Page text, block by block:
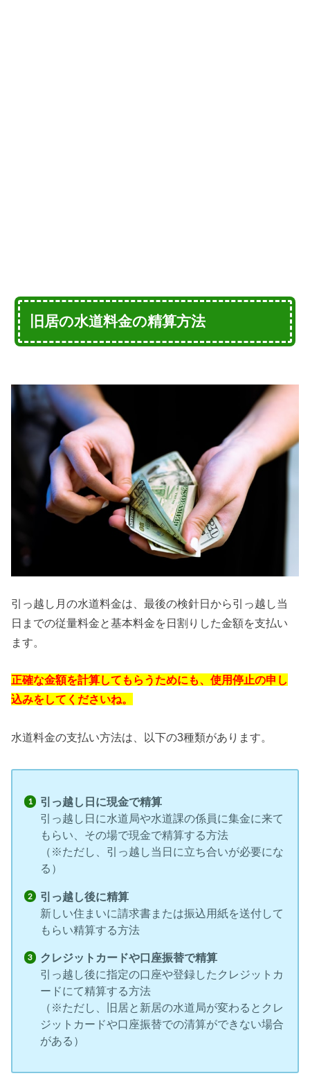
旧居の水道料金の精算方法
引っ越し月の水道料金は、最後の検針日から引っ越し当
日までの従量料金と基本料金を日割りした金額を支払い
ます。
正確な金額を計算してもらうためにも、使用停止の申し
込みをしてくださいね。
水道料金の支払い方法は、以下の3種類があります。
引っ越し日に現金で精算
引っ越し日に水道局や水道課の係員に集金に来て
もらい、その場で現金で精算する方法
（※ただし、引っ越し当日に立ち合いが必要にな
る）
引っ越し後に精算
新しい住まいに請求書または振込用紙を送付して
もらい精算する方法
クレジットカードや口座振替で精算
引っ越し後に指定の口座や登録したクレジットカ
ードにて精算する方法
（※ただし、旧居と新居の水道局が変わるとクレ
ジットカードや口座振替での清算ができない場合
がある）